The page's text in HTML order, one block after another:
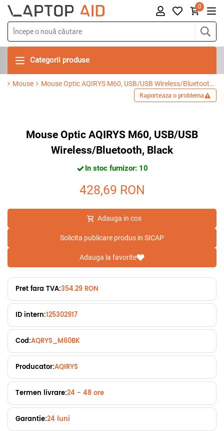
0
Categorii produse
Mouse Mouse Optic AQIRYS M60, USB/USB Wireless/Bluetooth, Black
Raporteaza o problema
Mouse Optic AQIRYS M60, USB/USB
Wireless/Bluetooth, Black
In stoc furnizor: 10
428,69 RON
Adauga in cos
Solicita publicare produs in SICAP
Adauga la favorite
Pret fara TVA:354.29 RON
ID intern:125302917
Cod:AQRYS_M60BK
Producator:AQIRYS
Termen livrare:24 - 48 ore
Garantie:24 luni